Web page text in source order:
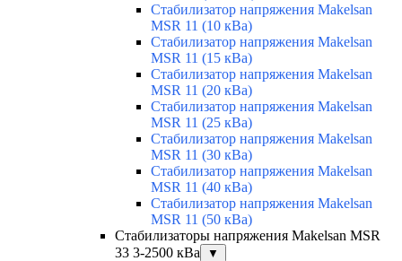
Стабилизатор напряжения Makelsan
MSR 11 (10 кВа)
Стабилизатор напряжения Makelsan
MSR 11 (15 кВа)
Стабилизатор напряжения Makelsan
MSR 11 (20 кВа)
Стабилизатор напряжения Makelsan
MSR 11 (25 кВа)
Стабилизатор напряжения Makelsan
MSR 11 (30 кВа)
Стабилизатор напряжения Makelsan
MSR 11 (40 кВа)
Стабилизатор напряжения Makelsan
MSR 11 (50 кВа)
Стабилизаторы напряжения Makelsan MSR
33 3-2500 кВа
▼